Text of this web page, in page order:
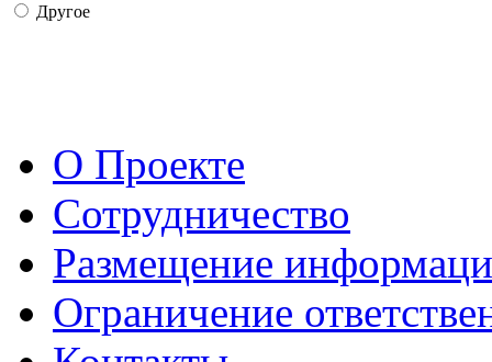
Другое
О Проекте
Сотрудничество
Размещение
Ограничение